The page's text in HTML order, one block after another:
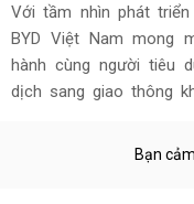
Với tầm nhìn phát
BYD Việt Nam mong
hành cùng người tiêu
dịch sang giao thông
Bạn